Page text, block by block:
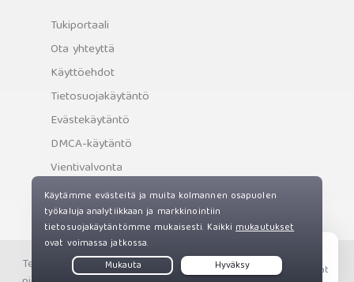
Tukiportaali
Ota yhteyttä
Käyttöehdot
Tietosuojakäytäntö
Evästekäytäntö
DMCA-käytäntö
Vientivalvonta
Tekijänoikeus © Private Internet Access, Inc. Kaikki oikeudet
Live Chat